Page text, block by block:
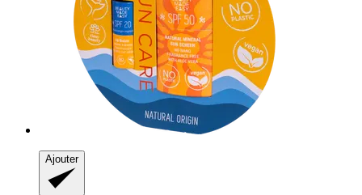
Ajouter